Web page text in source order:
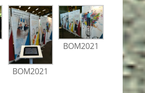
BOM2021
BOM2021